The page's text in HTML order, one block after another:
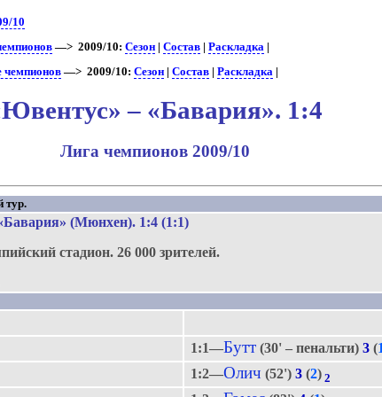
10
—> 2009/10: Сезон| Состав| Раскладка |
—> 2009/10: Сезон| Состав| Раскладка |
– «Бавария». 1:4
Лига чемпионов 2009/10
тур.
(Мюнхен). 1:4 (1:1)
стадион.26 000 зрителей.
1:1—Бутт (30' – пенальти)3 (
1:2—Олич (52')3 (2) 2